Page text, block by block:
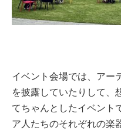
イベント会場では、アー
を披露していたりして、
てちゃんとしたイベント
ア人たちのそれぞれの楽